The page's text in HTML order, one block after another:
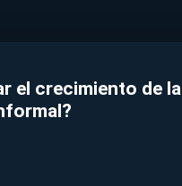
el crecimiento de la